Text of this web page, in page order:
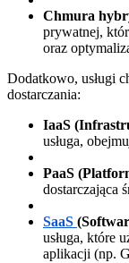
Chmura
prywatnej,
oraz
Dodatkowo, usługi
dostarczania:
IaaS
usługa,
PaaS
dostarczająca
SaaS
usługa, które
aplikacji (np.